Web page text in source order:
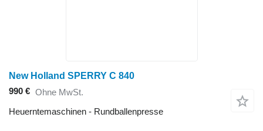
New Holland SPERRY C 840
990 € Ohne MwSt.
Heuerntemaschinen - Rundballenpresse